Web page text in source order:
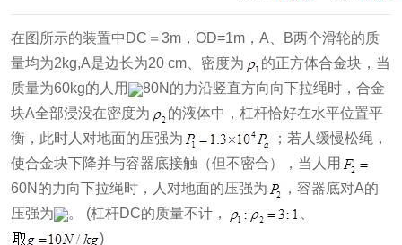
在图所示的装置中DC＝3m，OD=1m，A、B两个滑轮的质
量均为2kg,A是边长为20 cm、密度为
的正方体合金块，当
质量为60kg的人用
80N的力沿竖直方向向下拉绳时，合金
块A全部浸没在密度为
的液体中，杠杆恰好在水平位置平
衡，此时人对地面的压强为
；若人缓慢松绳，
使合金块下降并与容器底接触（但不密合），当人用
60N的力向下拉绳时，人对地面的压强为
，容器底对A的
压强为
。 (杠杆DC的质量不计，
)